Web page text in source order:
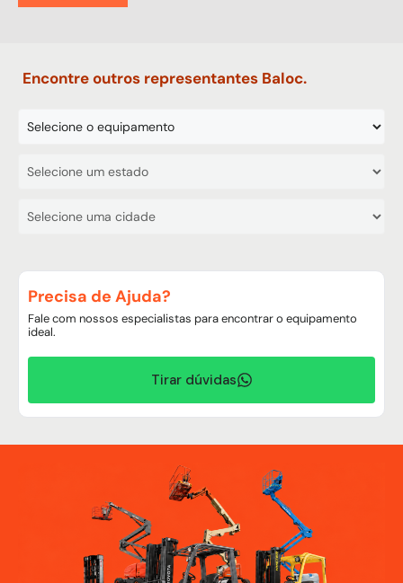
Encontre outros representantes Baloc.
Precisa de Ajuda?
Fale com nossos especialistas para encontrar o equipamento
ideal.
Tirar dúvidas